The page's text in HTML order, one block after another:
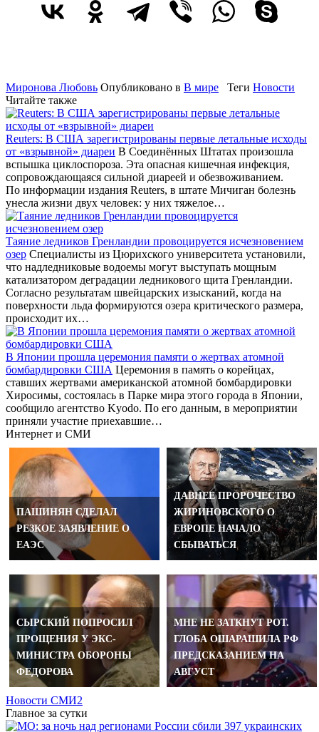
Миронова Любовь Опубликовано в В мире Теги Новости
Читайте также
Reuters: В США зарегистрированы первые летальные исходы
от «взрывной» диареи В Соединённых Штатах произошла
вспышка циклоспороза. Эта опасная кишечная инфекция,
сопровождающаяся сильной диареей и обезвоживанием.
По информации издания Reuters, в штате Мичиган болезнь
унесла жизни двух человек: у них тяжелое…
Таяние ледников Гренландии провоцируется исчезновением
озер Специалисты из Цюрихского университета установили,
что надледниковые водоемы могут выступать мощным
катализатором деградации ледникового щита Гренландии.
Согласно результатам швейцарских изысканий, когда на
поверхности льда формируются озера критического размера,
происходит их…
В Японии прошла церемония памяти о жертвах атомной
бомбардировки США Церемония в память о корейцах,
ставших жертвами американской атомной бомбардировки
Хиросимы, состоялась в Парке мира этого города в Японии,
сообщило агентство Kyodo. По его данным, в мероприятии
приняли участие приехавшие…
Интернет и СМИ
ПАШИНЯН СДЕЛАЛ
РЕЗКОЕ ЗАЯВЛЕНИЕ О
ЕАЭС
ДАВНЕЕ ПРОРОЧЕСТВО
ЖИРИНОВСКОГО О
ЕВРОПЕ НАЧАЛО
СБЫВАТЬСЯ
СЫРСКИЙ ПОПРОСИЛ
ПРОЩЕНИЯ У ЭКС-
МИНИСТРА ОБОРОНЫ
ФЕДОРОВА
МНЕ НЕ ЗАТКНУТ РОТ.
ГЛОБА ОШАРАШИЛА РФ
ПРЕДСКАЗАНИЕМ НА
АВГУСТ
Новости СМИ2
Главное за сутки